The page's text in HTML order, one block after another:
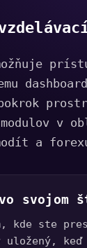
modulov v
a
svojom
kde ste
keď